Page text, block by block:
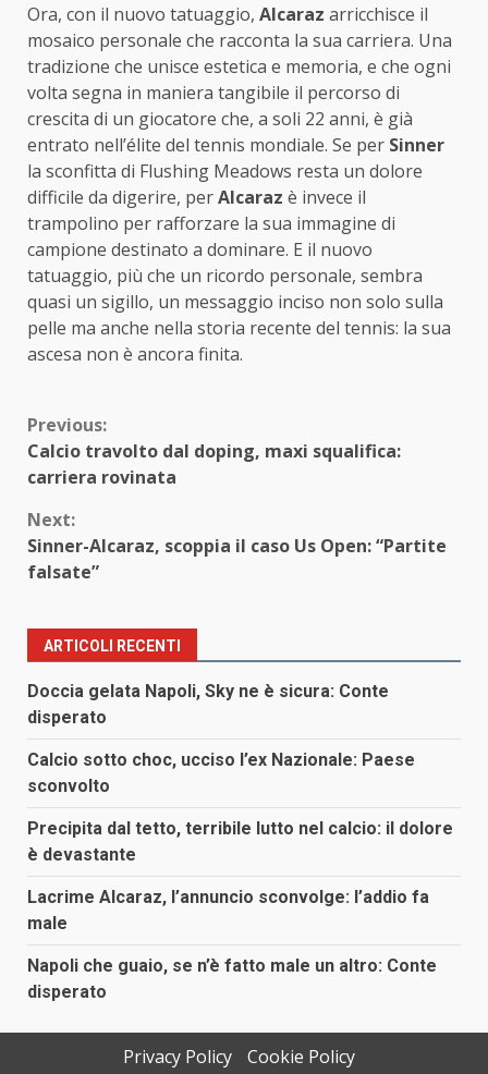
Ora, con il nuovo tatuaggio, Alcaraz arricchisce il
mosaico personale che racconta la sua carriera. Una
tradizione che unisce estetica e memoria, e che ogni
volta segna in maniera tangibile il percorso di
crescita di un giocatore che, a soli 22 anni, è già
entrato nell’élite del tennis mondiale. Se per Sinner
la sconfitta di Flushing Meadows resta un dolore
difficile da digerire, perAlcaraz è invece il
trampolino per rafforzare la sua immagine di
campione destinato a dominare. E il nuovo
tatuaggio, più che un ricordo personale, sembra
quasi un sigillo, un messaggio inciso non solo sulla
pelle ma anche nella storia recente del tennis: la sua
ascesa non è ancora finita.
Continue
Reading
Previous:
Calcio travolto dal doping, maxi squalifica:
carriera rovinata
Next:
Sinner-Alcaraz, scoppia il caso Us Open: “Partite
falsate”
ARTICOLI RECENTI
Doccia gelata Napoli, Sky ne è sicura: Conte
disperato
Calcio sotto choc, ucciso l’ex Nazionale: Paese
sconvolto
Precipita dal tetto, terribile lutto nel calcio: il dolore
è devastante
Lacrime Alcaraz, l’annuncio sconvolge: l’addio fa
male
Napoli che guaio, se n’è fatto male un altro: Conte
disperato
Privacy Policy Cookie Policy